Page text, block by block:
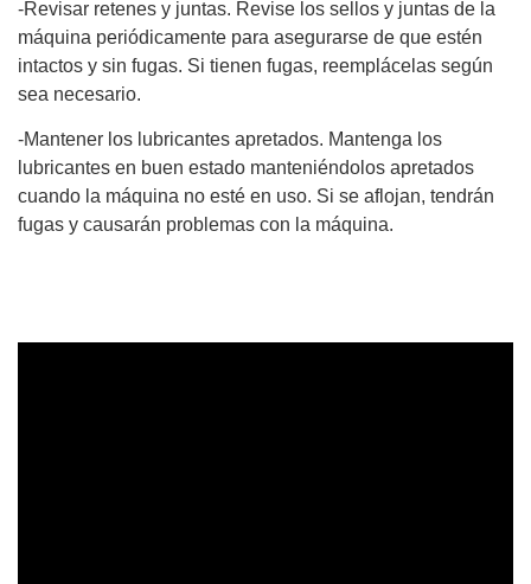
-Revisar retenes y juntas. Revise los sellos y juntas de la
máquina periódicamente para asegurarse de que estén
intactos y sin fugas. Si tienen fugas, reemplácelas según
sea necesario.
-Mantener los lubricantes apretados. Mantenga los
lubricantes en buen estado manteniéndolos apretados
cuando la máquina no esté en uso. Si se aflojan, tendrán
fugas y causarán problemas con la máquina.